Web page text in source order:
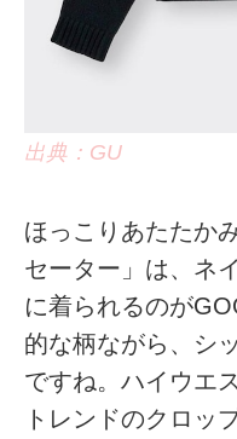
出典：GU
ほっこりあたたか
セーター」は、ネ
に着られるのが
的な柄ながら、シ
ですね。ハイウエ
トレンドのクロッ